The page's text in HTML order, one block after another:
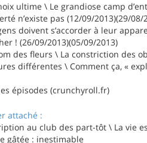
ultime \ Le grandiose camp
n’existe pas (12/09/2013)(29/08/
doivent s’accorder à leur
! (26/09/2013)(05/09/2013)
des fleurs \ La constriction des
différentes \ Comment ça, «
épisodes (crunchyroll.fr)
au club des part-tôt \ La vie
gâtée : inestimable